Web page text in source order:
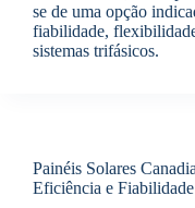
se de uma opção
fiabilidade,
sistemas trifásicos.
Painéis Solares
Eficiência e Fiabilidade